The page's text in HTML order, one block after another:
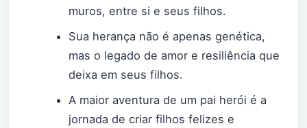
muros, entre si e seus filhos.
Sua herança não é apenas genética,
mas o legado de amor e resiliência que
deixa em seus filhos.
A maior aventura de um pai herói é a
jornada de criar filhos felizes e